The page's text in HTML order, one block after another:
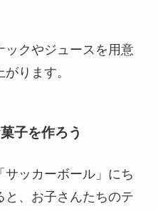
ックやジュースを用意
ります。
子を作ろう
ッカーボール」にち
と、お子さんたちのテ